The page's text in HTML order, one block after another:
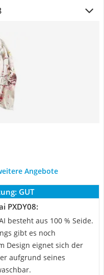
Angebote
GUT
PXDY08:
besteht aus 100 % Seide.
gibt es noch
Design eignet sich der
aufgrund seines